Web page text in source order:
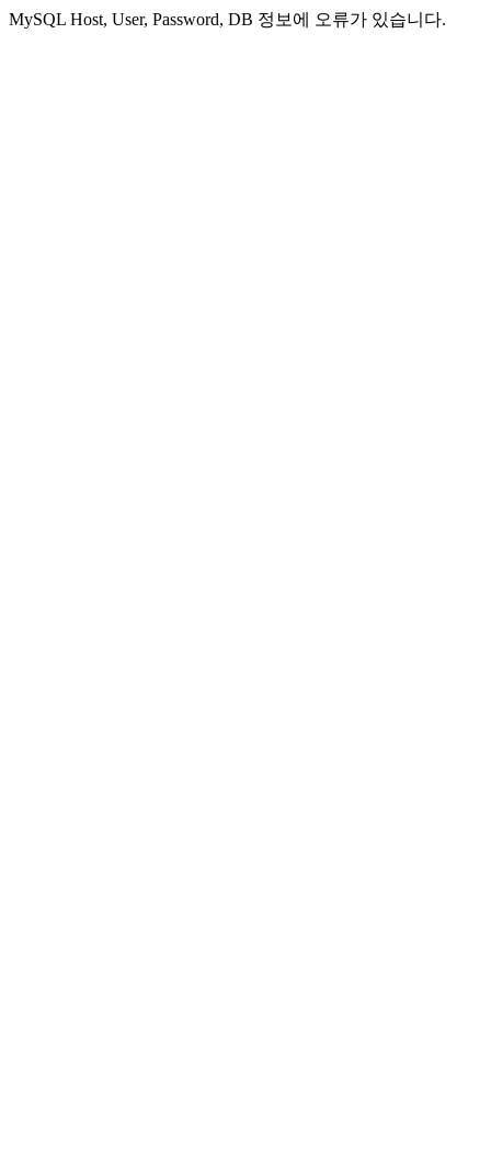
MySQL Host, User, Password, DB 정보에 오류가 있습니다.